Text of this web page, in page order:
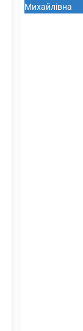
Михайлівна